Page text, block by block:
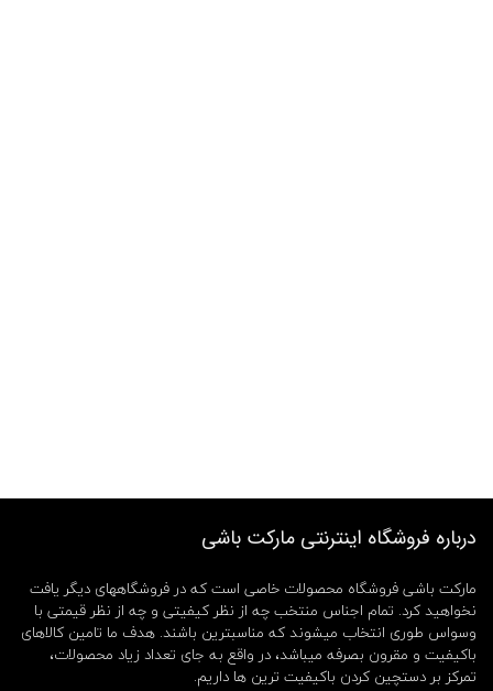
درباره فروشگاه اینترنتی مارکت باشی
مارکت باشی فروشگاه محصولات خاصی است که در فروشگاههای دیگر یافت
نخواهید کرد. تمام اجناس منتخب چه از نظر کیفیتی و چه از نظر قیمتی با
وسواس طوری انتخاب میشوند که مناسبترین باشند. هدف ما تامین کالاهای
باکیفیت و مقرون بصرفه میباشد، در واقع به جای تعداد زیاد محصولات،
تمرکز بر دستچین کردن باکیفیت ترین ها داریم.